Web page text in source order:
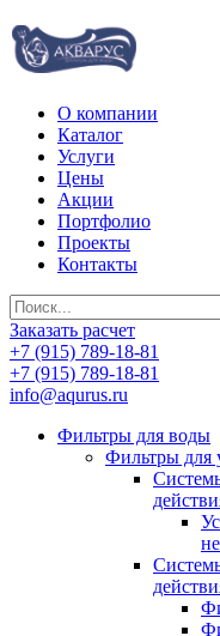
О компании
Каталог
Услуги
Цены
Акции
Портфолио
Проекты
Контакты
Заказать расчет
+7 (915) 789-18-81
+7 (915) 789-18-81
info@aqurus.ru
Фильтры для воды
Фильтры для